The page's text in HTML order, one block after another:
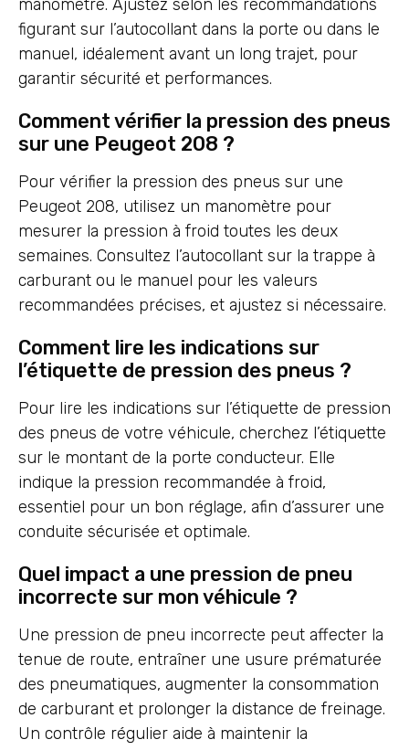
manomètre. Ajustez selon les recommandations
figurant sur l’autocollant dans la porte ou dans le
manuel, idéalement avant un long trajet, pour
garantir sécurité et performances.
Comment vérifier la pression des pneus
sur une Peugeot 208 ?
Pour vérifier la pression des pneus sur une
Peugeot 208, utilisez un manomètre pour
mesurer la pression à froid toutes les deux
semaines. Consultez l’autocollant sur la trappe à
carburant ou le manuel pour les valeurs
recommandées précises, et ajustez si nécessaire.
Comment lire les indications sur
l’étiquette de pression des pneus ?
Pour lire les indications sur l’étiquette de pression
des pneus de votre véhicule, cherchez l’étiquette
sur le montant de la porte conducteur. Elle
indique la pression recommandée à froid,
essentiel pour un bon réglage, afin d’assurer une
conduite sécurisée et optimale.
Quel impact a une pression de pneu
incorrecte sur mon véhicule ?
Une pression de pneu incorrecte peut affecter la
tenue de route, entraîner une usure prématurée
des pneumatiques, augmenter la consommation
de carburant et prolonger la distance de freinage.
Un contrôle régulier aide à maintenir la